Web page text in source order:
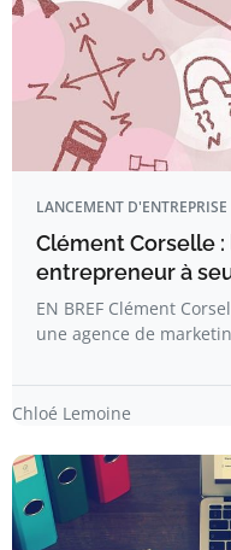
LANCEMENT D'ENTREPRISE
Clément Corselle :
entrepreneur à
EN BREF Clément
une agence de
Chloé Lemoine